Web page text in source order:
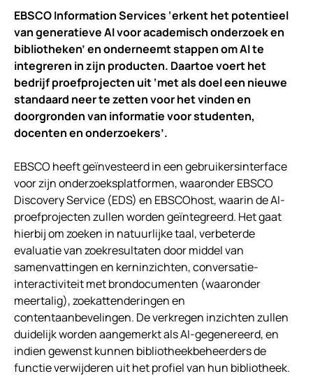
EBSCO Information Services ‘erkent het potentieel
van generatieve AI voor academisch onderzoek en
bibliotheken’ en onderneemt stappen om AI te
integreren in zijn producten. Daartoe voert het
bedrijf proefprojecten uit ‘met als doel een nieuwe
standaard neer te zetten voor het vinden en
doorgronden van informatie voor studenten,
docenten en onderzoekers’.
EBSCO heeft geïnvesteerd in een gebruikersinterface
voor zijn onderzoeksplatformen, waaronder EBSCO
Discovery Service (EDS) en EBSCOhost, waarin de AI-
proefprojecten zullen worden geïntegreerd. Het gaat
hierbij om zoeken in natuurlijke taal, verbeterde
evaluatie van zoekresultaten door middel van
samenvattingen en kerninzichten, conversatie-
interactiviteit met brondocumenten (waaronder
meertalig), zoekattenderingen en
contentaanbevelingen. De verkregen inzichten zullen
duidelijk worden aangemerkt als AI-gegenereerd, en
indien gewenst kunnen bibliotheekbeheerders de
functie verwijderen uit het profiel van hun bibliotheek.